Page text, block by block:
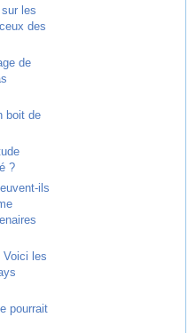
les
des
de
boit de
?
ils
les
pourrait